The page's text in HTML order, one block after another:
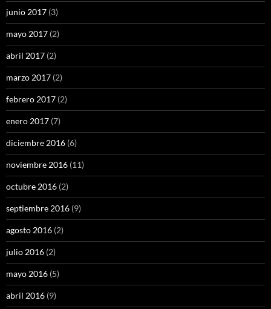
junio 2017 (3)
mayo 2017 (2)
abril 2017 (2)
marzo 2017 (2)
febrero 2017 (2)
enero 2017 (7)
diciembre 2016 (6)
noviembre 2016 (11)
octubre 2016 (2)
septiembre 2016 (9)
agosto 2016 (2)
julio 2016 (2)
mayo 2016 (5)
abril 2016 (9)